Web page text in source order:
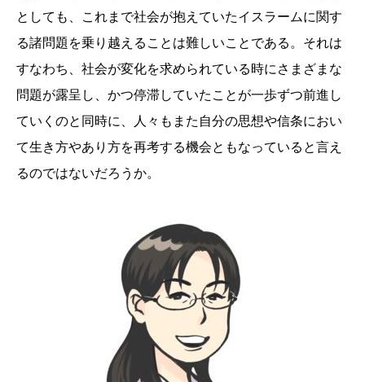
としても、これまで社会が抱えていたイスラームに関す
る諸問題を乗り越えることは難しいことである。それは
すなわち、社会が変化を求められている時にさまざまな
問題が露呈し、かつ停滞していたことが一歩ずつ前進し
ていくのと同時に、人々もまた自分の思想や信条におい
て生き方やあり方を再考する機会ともなっていると言え
るのではないだろうか。